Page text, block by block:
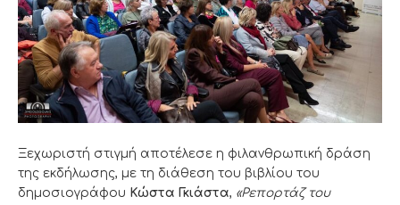
Ξεχωριστή στιγμή αποτέλεσε η φιλανθρωπική δράση
της εκδήλωσης, με τη διάθεση του βιβλίου του
δημοσιογράφου Κώστα Γκιάστα, «Ρεπορτάζ του